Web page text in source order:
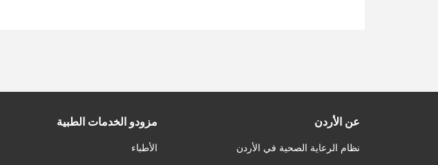
عن الأردن
نظام الرعاية الصحية في الأردن
مزودو الخدمات الطبية
الأطباء